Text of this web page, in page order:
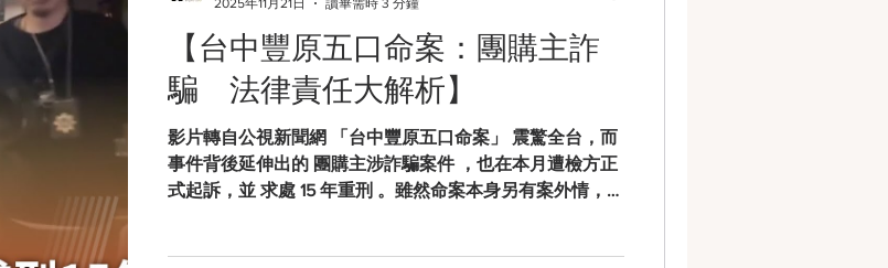
上銬」 的執法畫面更在網路引發高度爭議。 本次事件主要
涉及兩大法律議題： ① 拘提與戒具（手銬）使用是否符合
比例原則？ ② 閃兵行為本身會面臨哪些刑事責任？ 律師好
鄰居以專業角度為民眾完整剖析： 一、拘提一定要戴手銬
嗎？ 答案很清楚： 不是。 依《警察職權行使法》第 21
條，手銬屬「限制人身自由」的最嚴厲手段，但只
【台中豐原五口命案：團購主詐
騙 法律責任大解析】
影片轉自公視新聞網 「台中豐原五口命案」 震驚全台，而
事件背後延伸出的 團購主涉詐騙案件 ，也在本月遭檢方正
式起訴，並 求處 15 年重刑 。雖然命案本身另有案外情，但